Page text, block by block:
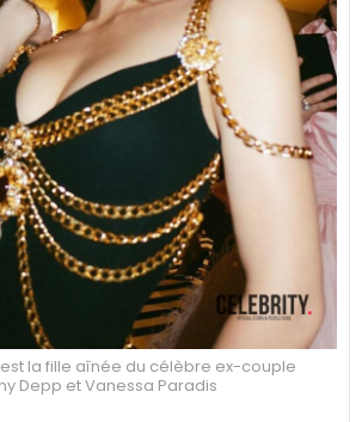
est la fille aînée du célèbre ex-couple
Depp et Vanessa Paradis